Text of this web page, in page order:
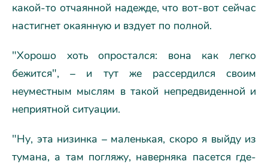
какой-то отчаянной надежде, что вот-вот сейчас
настигнет окаянную и вздует по полной.
"Хорошо хоть опростался: вона как легко
бежится", – и тут же рассердился своим
неуместным мыслям в такой непредвиденной и
неприятной ситуации.
"Ну, эта низинка – маленькая, скоро я выйду из
тумана, а там погляжу, наверняка пасется где-